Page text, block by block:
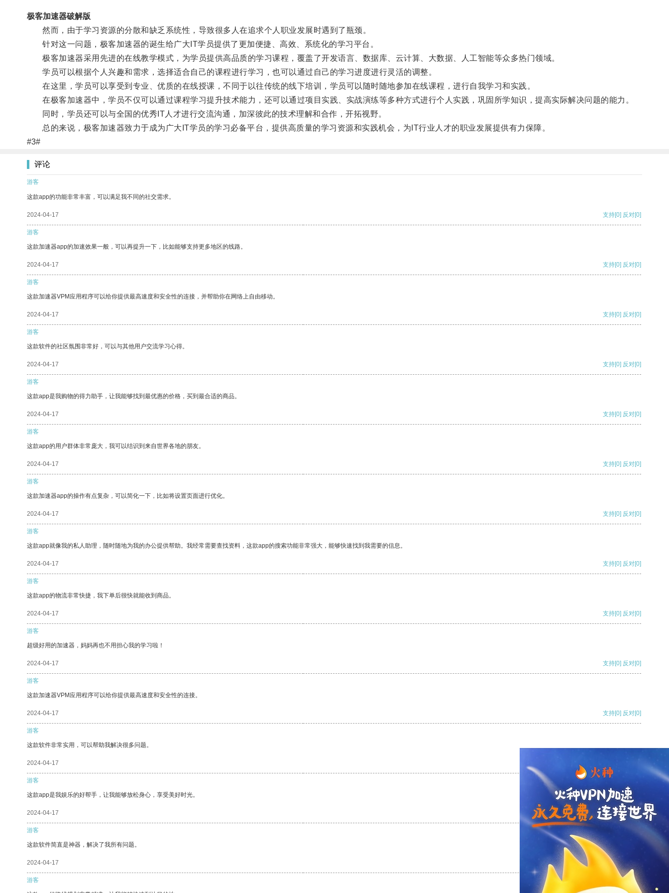
极客加速器破解版
然而，由于学习资源的分散和缺乏系统性，导致很多人在追求个人职业发展时遇到了瓶颈。
针对这一问题，极客加速器的诞生给广大IT学员提供了更加便捷、高效、系统化的学习平台。
极客加速器采用先进的在线教学模式，为学员提供高品质的学习课程，覆盖了开发语言、数据库、云计算、大数据、人工智能等众多热门领域。
学员可以根据个人兴趣和需求，选择适合自己的课程进行学习，也可以通过自己的学习进度进行灵活的调整。
在这里，学员可以享受到专业、优质的在线授课，不同于以往传统的线下培训，学员可以随时随地参加在线课程，进行自我学习和实践。
在极客加速器中，学员不仅可以通过课程学习提升技术能力，还可以通过项目实践、实战演练等多种方式进行个人实践，巩固所学知识，提高实际解决问题的能力。
同时，学员还可以与全国的优秀IT人才进行交流沟通，加深彼此的技术理解和合作，开拓视野。
总的来说，极客加速器致力于成为广大IT学员的学习必备平台，提供高质量的学习资源和实践机会，为IT行业人才的职业发展提供有力保障。
#3#
评论
游客
这款app的功能非常丰富，可以满足我不同的社交需求。
2024-04-17 支持[0] 反对[0]
游客
这款加速器app的加速效果一般，可以再提升一下，比如能够支持更多地区的线路。
2024-04-17 支持[0] 反对[0]
游客
这款加速器VPM应用程序可以给你提供最高速度和安全性的连接，并帮助你在网络上自由移动。
2024-04-17 支持[0] 反对[0]
游客
这款软件的社区氛围非常好，可以与其他用户交流学习心得。
2024-04-17 支持[0] 反对[0]
游客
这款app是我购物的得力助手，让我能够找到最优惠的价格，买到最合适的商品。
2024-04-17 支持[0] 反对[0]
游客
这款app的用户群体非常庞大，我可以结识到来自世界各地的朋友。
2024-04-17 支持[0] 反对[0]
游客
这款加速器app的操作有点复杂，可以简化一下，比如将设置页面进行优化。
2024-04-17 支持[0] 反对[0]
游客
这款app就像我的私人助理，随时随地为我的办公提供帮助。我经常需要查找资料，这款app的搜索功能非常强大，能够快速找到我需要的信息。
2024-04-17 支持[0] 反对[0]
游客
这款app的物流非常快捷，我下单后很快就能收到商品。
2024-04-17 支持[0] 反对[0]
游客
超级好用的加速器，妈妈再也不用担心我的学习啦！
2024-04-17 支持[0] 反对[0]
游客
这款加速器VPM应用程序可以给你提供最高速度和安全性的连接。
2024-04-17 支持[0] 反对[0]
游客
这款软件非常实用，可以帮助我解决很多问题。
2024-04-17
游客
这款app是我娱乐的好帮手，让我能够放松身心，享受美好时光。
2024-04-17 支持 [0] 反对[0]
游客
这款软件简直是神器，解决了我所有问题。
2024-04-17 支持[0] 反对
游客